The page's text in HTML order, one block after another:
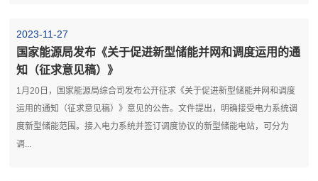
2023-11-27
国家能源局发布《关于促进新型储能并网和调度运用的通
知（征求意见稿）》
1月20日，国家能源局综合司发布公开征求《关于促进新型储能并网和调度
运用的通知（征求意见稿）》意见的公告。文件提出，明确接受电力系统调
度新型储能范围。接入电力系统并签订调度协议的新型储能电站，可分为
调...